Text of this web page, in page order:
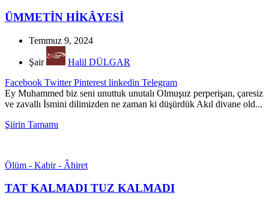
ÜMMETİN HİKÂYESİ
Temmuz 9, 2024
Şair
Halil DÜLGAR
Facebook Twitter Pinterest linkedin Telegram
Ey Muhammed biz seni unuttuk unutalı Olmuşuz perperişan, çaresiz
ve zavallı İsmini dilimizden ne zaman ki düşürdük Akıl divane old...
Şiirin Tamamı
Ölüm - Kabir - Âhiret
TAT KALMADI TUZ KALMADI